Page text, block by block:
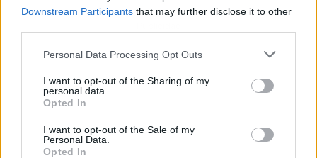
Downstream Participants that may further disclose it to other
Personal Data Processing Opt Outs
I want to opt-out of the Sharing of my
personal data.
Opted In
I want to opt-out of the Sale of my
Personal Data.
Opted In